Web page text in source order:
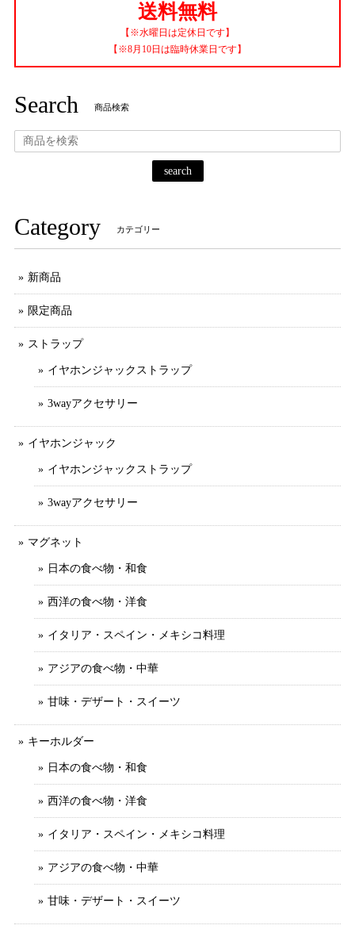
送料無料
【※水曜日は定休日です】
【※8月10日は臨時休業日です】
Search 商品検索
search
Category カテゴリー
新商品
限定商品
ストラップ
イヤホンジャックストラップ
3wayアクセサリー
イヤホンジャック
イヤホンジャックストラップ
3wayアクセサリー
マグネット
日本の食べ物・和食
西洋の食べ物・洋食
イタリア・スペイン・メキシコ料理
アジアの食べ物・中華
甘味・デザート・スイーツ
キーホルダー
日本の食べ物・和食
西洋の食べ物・洋食
イタリア・スペイン・メキシコ料理
アジアの食べ物・中華
甘味・デザート・スイーツ